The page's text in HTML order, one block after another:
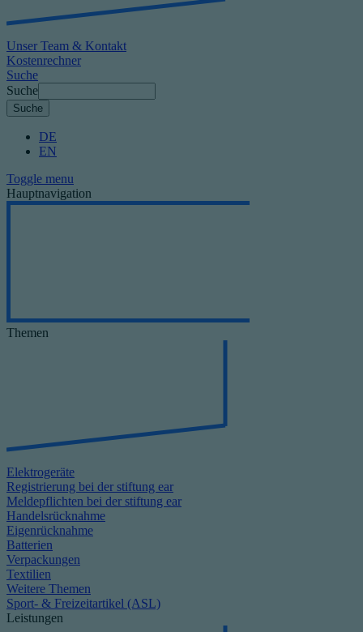
Unser Team & Kontakt
Kostenrechner
Suche
Suche
DE
EN
Toggle menu
Hauptnavigation
Themen
Elektrogeräte
Registrierung bei der stiftung ear
Meldepflichten bei der stiftung ear
Handelsrücknahme
Eigenrücknahme
Batterien
Verpackungen
Textilien
Weitere Themen
Sport- & Freizeitartikel (ASL)
Leistungen